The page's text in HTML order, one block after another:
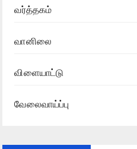
பீஸ்ட்
வர்த்தகம்
வானிலை
விளையாட்டு
வேலைவாய்ப்பு